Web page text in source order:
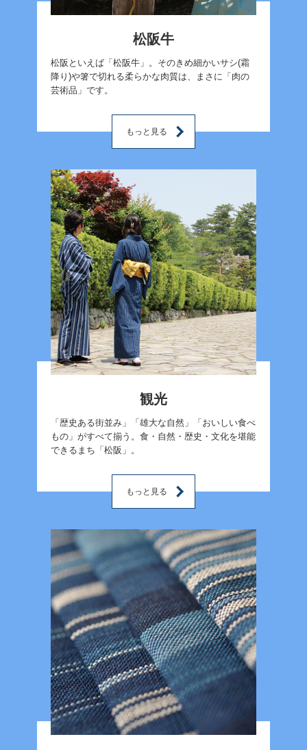
松阪牛
松阪といえば「松阪牛」。そのきめ細かいサシ(霜
降り)や箸で切れる柔らかな肉質は、まさに「肉の
芸術品」です。
もっと見る
観光
「歴史ある街並み」「雄大な自然」「おいしい食べ
もの」がすべて揃う。食・自然・歴史・文化を堪能
できるまち「松阪」。
もっと見る